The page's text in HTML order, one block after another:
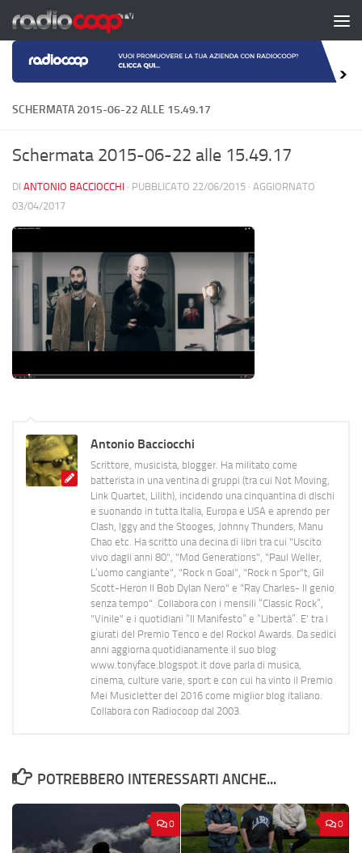
Salta al contenuto
SCHERMATA 2015-06-22 ALLE 15.49.17
Schermata 2015-06-22 alle 15.49.17
DI ANTONIO BACCIOCCHI · PUBBLICATO 22/06/2015 · AGGIORNATO
03/04/2017
Antonio Bacciocchi
Scrittore, musicista, blogger. Ha militato come
batterista in una ventina di gruppi (tra cui Not Moving,
Link Quartet, Lilith), incidendo una cinquantina di dischi
e suonando in tutta Italia, Europa e USA e aprendo per
Clash, Iggy and the Stooges, Johnny Thunders, Manu
Chao etc. Ha scritto una decina di libri tra cui "Uscito
vivo dagli anni 80", "Mod Generations", "Paul Weller,
L’uomo cangiante", "Rock n Goal", "Rock n Spor"t, Gil
Scott-Heron Il Bob Dylan Nero" e "Ray Charles- Il genio
senza tempo". Collabora con i mensili “Classic Rock”,
"Vinile" e i quotidiani “Il Manifesto” e “Libertà”. E' tra i
giurati del Premio Tenco e del Rockol Awards. Da sedici
anni aggiorna quotidianamente il suo blog
www.tonyface.blogspot.it dove parla di musica,
cinema, culture varie, sport e con cui ha vinto il Premio
Mei Musicletter del 2016 come miglior blog italiano.
Collabora con Radiocoop dal 2003.
POTREBBERO INTERESSARTI ANCHE...
0 0